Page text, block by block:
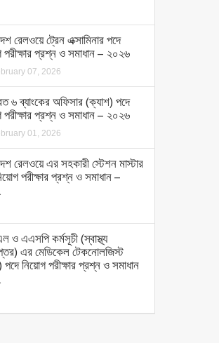
রেলওয়ে ট্রেন এক্সামিনার পদে
পরীক্ষার প্রশ্ন ও সমাধান – ২০২৬
07, 2026
৬ ব্যাংকের অফিসার (ক্যাশ) পদে
পরীক্ষার প্রশ্ন ও সমাধান – ২০২৬
01, 2026
রেলওয়ে এর সহকারী স্টেশন মাস্টার
পরীক্ষার প্রশ্ন ও সমাধান –
ও এএসপি কর্মসূচী (স্বাস্থ্য
এর মেডিকেল টেকনোলজিস্ট
পদে নিয়োগ পরীক্ষার প্রশ্ন ও সমাধান